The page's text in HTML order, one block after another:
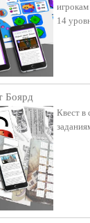
14
Боярд
Квест в